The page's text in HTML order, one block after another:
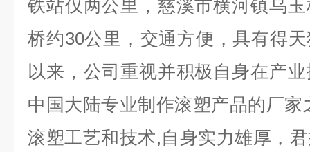
铁站仅两公里，慈溪市横河镇乌
桥约30公里，交通方便，具有得
以来，公司重视并积极自身在产
中国大陆专业制作滚塑产品的厂
滚塑工艺和技术,自身实力雄厚，